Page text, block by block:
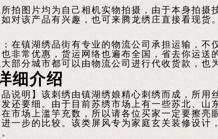
拍图片均为自己相机实物拍摄，由于本身拍摄
对该产品有兴趣，也可来腾龙绣庄直接看现货
在镇湖绣品街有专业的物流公司承担运输，不
非常优惠，货运网络也遍布全国，省去你运送
部分城市都可以由物流公司进行代收货款，也
细介绍
品说明】该刺绣由镇湖绣娘精心刺绣而成，所用
还要细。由于目前苏绣市场上有一些苏北、山
市场上滥竽充数，所以请各位买家一定要擦亮
进一步的比较。该类屏风专为家庭玄关装修设计